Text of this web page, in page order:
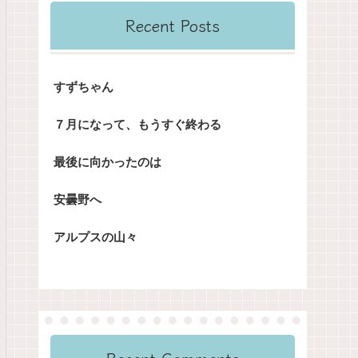
Recent Posts
すずちゃん
７月になって、もうすぐ終わる
最後に向かったのは
安曇野へ
アルプスの山々